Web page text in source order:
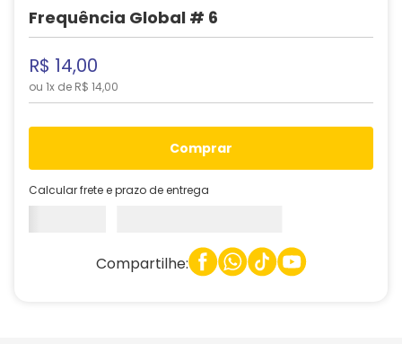
Frequência Global # 6
R$ 14,00
ou 1x de R$ 14,00
comprar
Calcular frete e prazo de entrega
Compartilhe: